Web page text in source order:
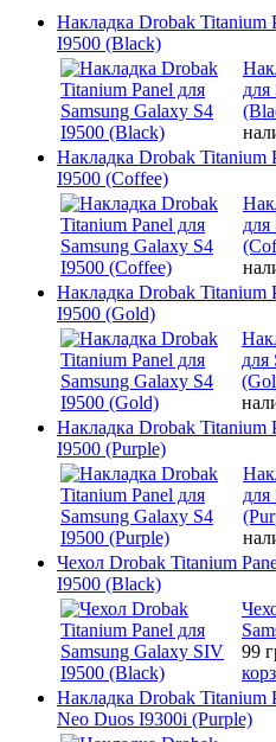
Накладка Drobak Titanium
I9500 (Black)
для
Накладка Drobak Titanium
I9500 (Coffee)
для
Накладка Drobak Titanium
I9500 (Gold)
для
Накладка Drobak Titanium
I9500 (Purple)
для
Чехол Drobak Titanium
I9500 (Black)
99
Накладка Drobak Titanium
Neo Duos I9300i (Purple)